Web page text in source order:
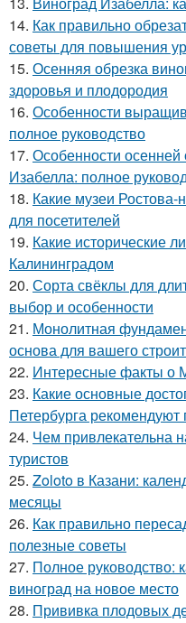
14. Как правильно
советы для повышения
15. Осенняя обрезка
здоровья и плодородия
16. Особенности
полное руководство
17. Особенности осенней
Изабелла: полное
18. Какие музеи
для посетителей
19. Какие исторические
Калининградом
20. Сорта свёклы для
выбор и особенности
21. Монолитная
основа для вашего
22. Интересные факты о
23. Какие основные
Петербурга рекомендуют
24. Чем привлекательна
туристов
25. Zoloto в Казани:
месяцы
26. Как правильно
полезные советы
27. Полное руководство:
виноград на новое место
28. Прививка плодовых